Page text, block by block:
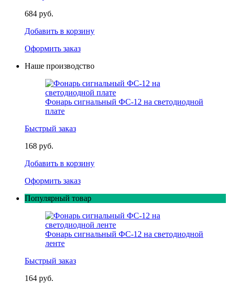
684 руб.
Добавить в корзину
Оформить заказ
Наше производство
Фонарь сигнальный ФС-12 на светодиодной
плате
Быстрый заказ
168 руб.
Добавить в корзину
Оформить заказ
Популярный товар
Фонарь сигнальный ФС-12 на светодиодной
ленте
Быстрый заказ
164 руб.